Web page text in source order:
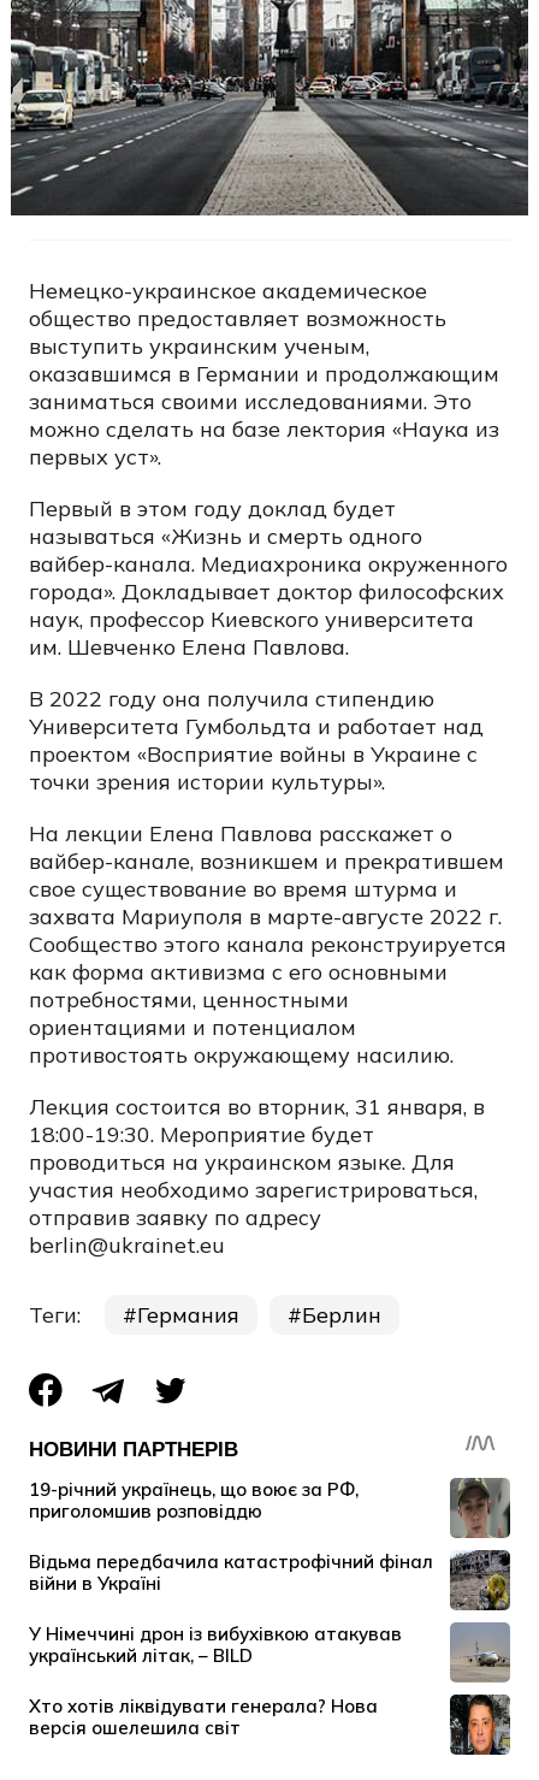
Немецко-украинское академическое
общество предоставляет возможность
выступить украинским ученым,
оказавшимся в Германии и продолжающим
заниматься своими исследованиями. Это
можно сделать на базе лектория «Наука из
первых уст».
Первый в этом году доклад будет
называться «Жизнь и смерть одного
вайбер-канала. Медиахроника окруженного
города». Докладывает доктор философских
наук, профессор Киевского университета
им. Шевченко Елена Павлова.
В 2022 году она получила стипендию
Университета Гумбольдта и работает над
проектом «Восприятие войны в Украине с
точки зрения истории культуры».
На лекции Елена Павлова расскажет о
вайбер-канале, возникшем и прекратившем
свое существование во время штурма и
захвата Мариуполя в марте-августе 2022 г.
Сообщество этого канала реконструируется
как форма активизма с его основными
потребностями, ценностными
ориентациями и потенциалом
противостоять окружающему насилию.
Лекция состоится во вторник, 31 января, в
18:00-19:30. Мероприятие будет
проводиться на украинском языке. Для
участия необходимо зарегистрироваться,
отправив заявку по адресу
berlin@ukrainet.eu
Теги: Германия Берлин